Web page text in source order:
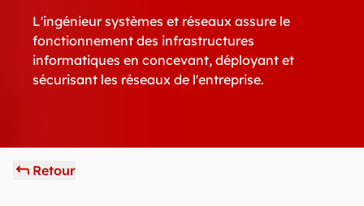
L'ingénieur systèmes et réseaux assure le
fonctionnement des infrastructures
informatiques en concevant, déployant et
sécurisant les réseaux de l'entreprise.
Retour